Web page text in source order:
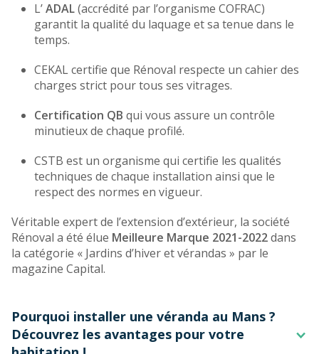
L’ADAL(accrédité par l’organisme COFRAC)
garantit la qualité du laquage et sa tenue dans le
temps.
CEKAL certifie que Rénoval respecte un cahier des
charges strict pour tous ses vitrages.
Certification QB qui vous assure un contrôle
minutieux de chaque profilé.
CSTB est un organisme qui certifie les qualités
techniques de chaque installation ainsi que le
respect des normes en vigueur.
Véritable expert de l’extension d’extérieur, la société
Rénoval a été élue Meilleure Marque 2021-2022dans
la catégorie « Jardins d’hiver et vérandas » par le
magazine Capital.
Pourquoi installer une véranda au Mans ?
Découvrez les avantages pour votre